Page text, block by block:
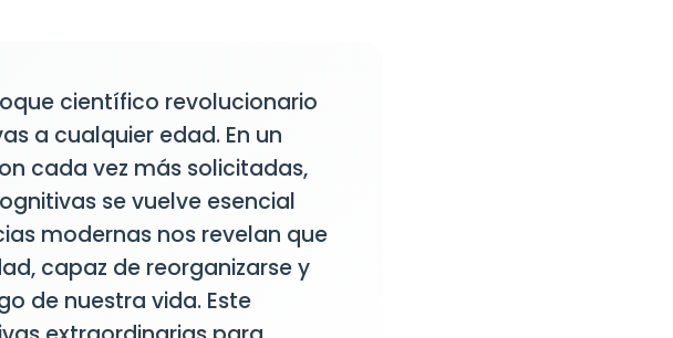
científico revolucionario
a cualquier edad. En un
cada vez más solicitadas,
se vuelve esencial
modernas nos revelan que
capaz de reorganizarse y
de nuestra vida. Este